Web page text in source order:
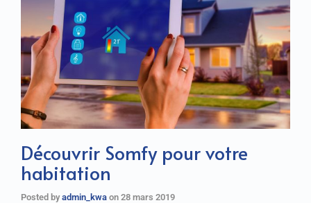
Découvrir Somfy pour votre
habitation
Posted byadmin_kwa on 28 mars 2019